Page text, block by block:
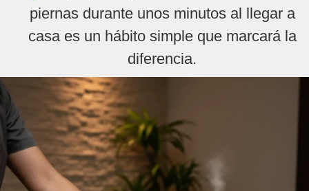
piernas durante unos minutos al llegar a
casa es un hábito simple que marcará la
diferencia.